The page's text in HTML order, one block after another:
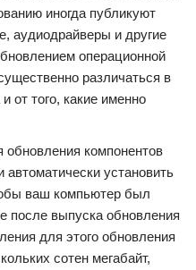
иногда публикуют
аудиодрайверы и другие
операционной
различаться в
от того, какие именно
обновления компонентов
автоматически установить
ваш компьютер был
после выпуска обновления
для этого обновления
сотен мегабайт,